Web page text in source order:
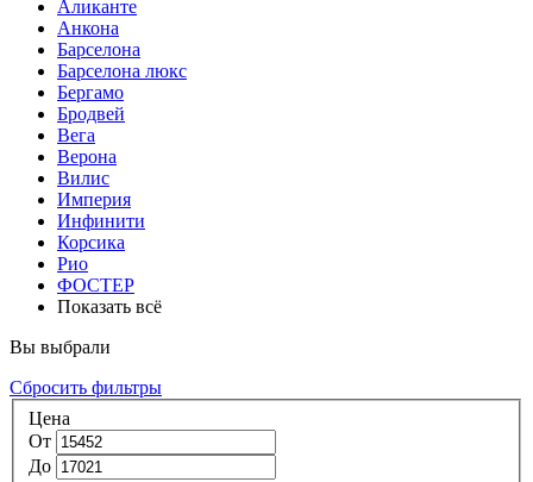
Аликанте
Анкона
Барселона
Барселона люкс
Бергамо
Бродвей
Вега
Верона
Вилис
Империя
Инфинити
Корсика
Рио
ФОСТЕР
Показать всё
Вы выбрали
Сбросить фильтры
Цена
От
До